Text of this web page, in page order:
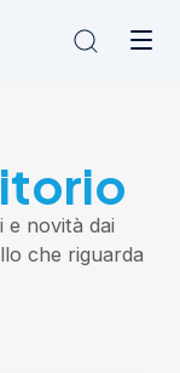
e novità dai
che riguarda